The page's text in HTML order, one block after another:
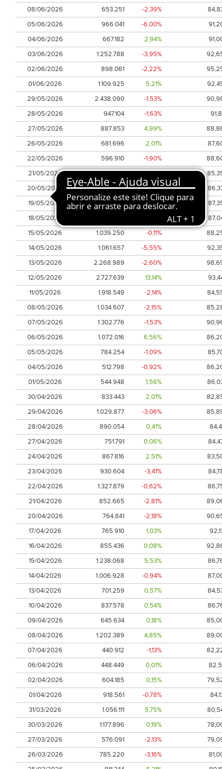
08/06/2026
653.251 -2,39%
05/06/2026
966.041 -6,00%
04/06/2026
667.182 2,94%
03/06/2026
1.252.788 -3,95%
02/06/2026
898.061 -2,22%
01/06/2026
1.109.925 5,21%
29/05/2026
2.438.090 -1,53%
28/05/2026
947.104 -1,63%
27/05/2026
887.853 4,99%
26/05/2026
681.696 2,01%
22/05/2026
596.910 -1,90%
21/05/2026
776.510 2,78%
20/05/2026
1.096.888 -0,84%
19/05/2026
848.007 -1,14%
18/05/2026
15/05/2026
1.039.250 -0,11%
14/05/2026
1.061.657 -5,55%
13/05/2026
2.268.989 -2,60%
12/05/2026
2.727.639 13,14%
11/05/2026
1.918.549 -2,14%
08/05/2026
1.034.607 -2,15%
07/05/2026
1.302.776 -1,53%
06/05/2026
1.072.016 6,56%
05/05/2026
784.254 -1,09%
04/05/2026
512.798 -0,92%
01/05/2026
544.948 1,56%
30/04/2026
833.443 2,01%
29/04/2026
1.029.877 -3,06%
28/04/2026
890.054 0,41%
27/04/2026
751.791 0,06%
24/04/2026
867.816 2,51%
23/04/2026
930.604 -3,41%
22/04/2026
1.327.879 -0,62%
21/04/2026
852.665 -2,81%
20/04/2026
764.841 -2,18%
17/04/2026
765.910 1,03%
16/04/2026
855.436 0,08%
15/04/2026
1.238.068 5,53%
14/04/2026
1.006.928 -0,94%
13/04/2026
701.259 0,57%
10/04/2026
837.578 0,54%
09/04/2026
645.634 0,18%
08/04/2026
1.202.389 4,85%
07/04/2026
440.912 -1,13%
06/04/2026
448.449 0,01%
02/04/2026
604.185 0,15%
01/04/2026
918.561 -0,78%
31/03/2026
1.056.111 5,75%
30/03/2026
1.177.896 0,19%
27/03/2026
576.091 -2,13%
26/03/2026
785.220 -3,16%